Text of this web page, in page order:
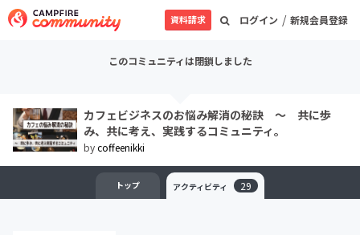
ログイン / 新規会員登録
資料請求
このコミュニティは閉鎖しました
カフェビジネスのお悩み解消の秘訣 ～ 共に歩
み、共に考え、実践するコミュニティ。
bycoffeenikki
トップ アクティビティ 29